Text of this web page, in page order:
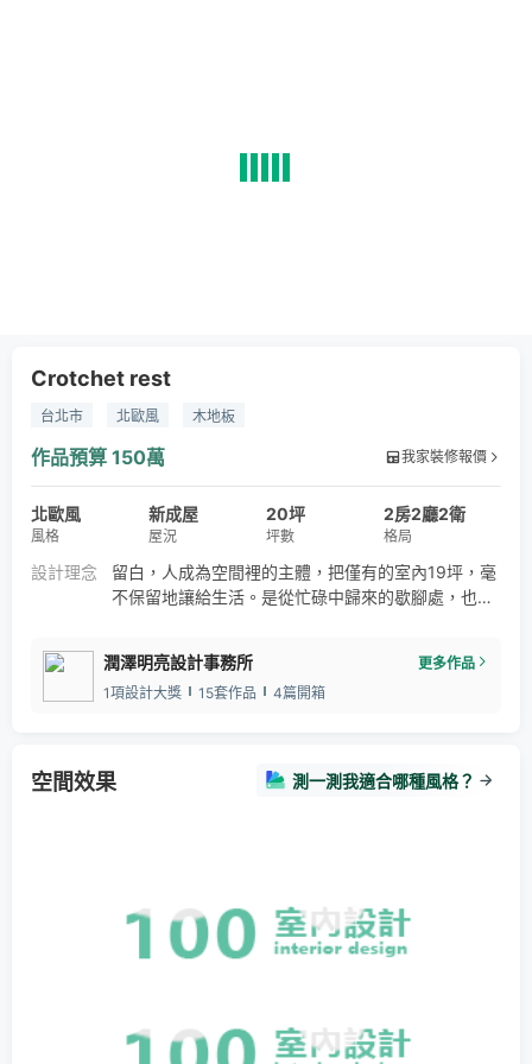
Crotchet rest
台北市 北歐風 木地板
作品預算 150萬 我家裝修報價
北歐風
風格
新成屋
屋況
20坪
坪數
2房2廳2衛
格局
設計理念
留白，人成為空間裡的主體，把僅有的室內19坪，毫
不保留地讓給生活。是從忙碌中歸來的歇腳處，也是
因而讓家成為擴寫生活遐想的餘裕之所。
潤澤明亮設計事務所
更多作品
1項設計大獎
15套作品 4篇開箱
空間效果 測一測我適合哪種風格？